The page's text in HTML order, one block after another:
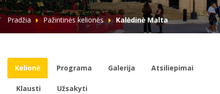
Pradžia Pažintinės kelionės Kalėdinė Malta
Kelionė Programa Galerija Atsiliepimai
Klausti Užsakyti